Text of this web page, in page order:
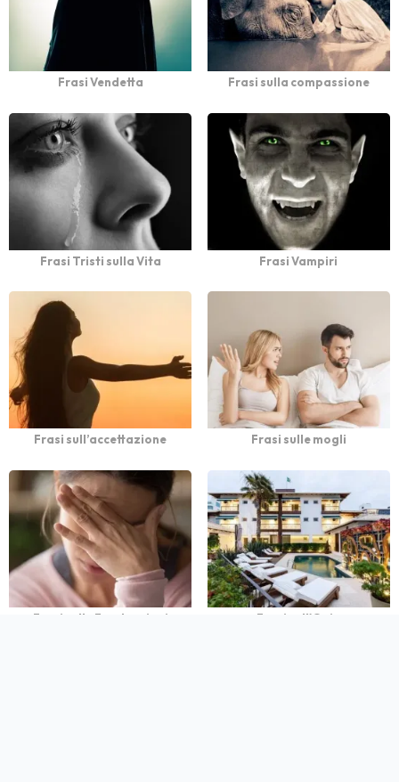
Frasi Vendetta Frasi sulla compassione
Frasi Tristi sulla Vita Frasi Vampiri
Frasi sull’accettazione Frasi sulle mogli
Frasi sulle Frustrazioni Frasi sull'Ozio